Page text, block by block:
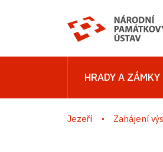
HRADY A ZÁMKY
Jezeří Zahájení